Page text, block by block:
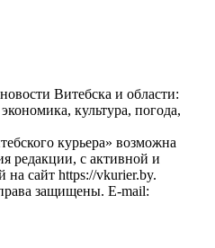
Витебска и области:
культура, погода,
курьера» возможна
редакции, с активной и
на сайт https://vkurier.by.
защищены. E-mail: